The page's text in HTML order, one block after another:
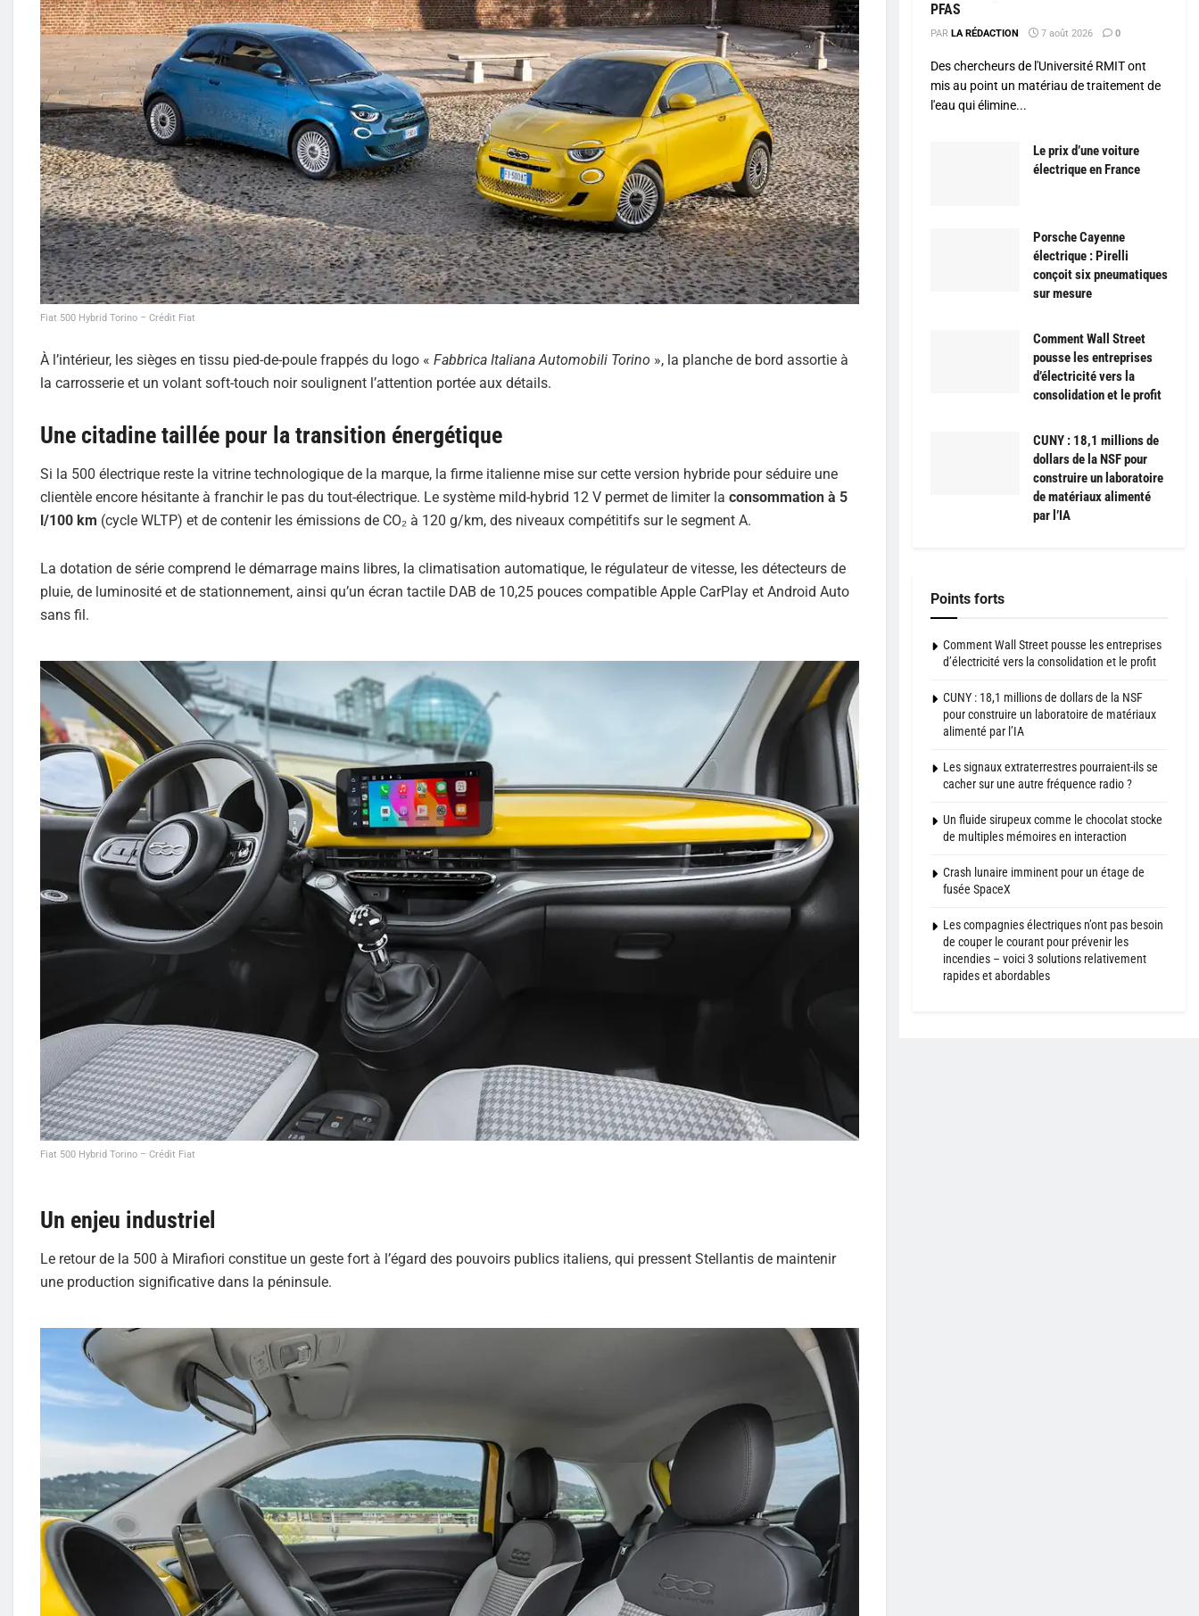
Fiat 500 Hybrid Torino – Crédit Fiat
À l’intérieur, les sièges en tissu pied-de-poule frappés du logo « Fabbrica Italiana Automobili Torino », la planche de bord assortie à
la carrosserie et un volant soft-touch noir soulignent l’attention portée aux détails.
Une citadine taillée pour la transition énergétique
Si la 500 électrique reste la vitrine technologique de la marque, la firme italienne mise sur cette version hybride pour séduire une
clientèle encore hésitante à franchir le pas du tout-électrique. Le système mild-hybrid 12 V permet de limiter la consommation à 5
l/100 km (cycle WLTP) et de contenir les émissions de CO₂ à 120 g/km, des niveaux compétitifs sur le segment A.
La dotation de série comprend le démarrage mains libres, la climatisation automatique, le régulateur de vitesse, les détecteurs de
pluie, de luminosité et de stationnement, ainsi qu’un écran tactile DAB de 10,25 pouces compatible Apple CarPlay et Android Auto
sans fil.
Fiat 500 Hybrid Torino – Crédit Fiat
Un enjeu industriel
Le retour de la 500 à Mirafiori constitue un geste fort à l’égard des pouvoirs publics italiens, qui pressent Stellantis de maintenir
une production significative dans la péninsule.
PFAS
PAR LA RÉDACTION 7 août 2026 0
Des chercheurs de l'Université RMIT ont
mis au point un matériau de traitement de
l'eau qui élimine...
Le prix d’une voiture
électrique en France
Porsche Cayenne
électrique : Pirelli
conçoit six pneumatiques
sur mesure
Comment Wall Street
pousse les entreprises
d’électricité vers la
consolidation et le profit
CUNY : 18,1 millions de
dollars de la NSF pour
construire un laboratoire
de matériaux alimenté
par l’IA
Points forts
Comment Wall Street pousse les entreprises
d’électricité vers la consolidation et le profit
CUNY : 18,1 millions de dollars de la NSF
pour construire un laboratoire de matériaux
alimenté par l’IA
Les signaux extraterrestres pourraient-ils se
cacher sur une autre fréquence radio ?
Un fluide sirupeux comme le chocolat stocke
de multiples mémoires en interaction
Crash lunaire imminent pour un étage de
fusée SpaceX
Les compagnies électriques n’ont pas besoin
de couper le courant pour prévenir les
incendies – voici 3 solutions relativement
rapides et abordables